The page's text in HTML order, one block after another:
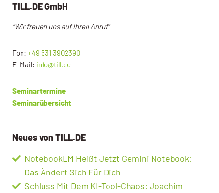
TILL.DE GmbH
“Wir freuen uns auf Ihren Anruf”
Fon: +49 531 3902390
E-Mail: info@till.de
Seminartermine
Seminarübersicht
Neues von TILL.DE
NotebookLM Heißt Jetzt Gemini Notebook:
Das Ändert Sich Für Dich
Schluss Mit Dem KI-Tool-Chaos: Joachim